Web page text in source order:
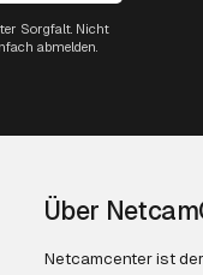
Sorgfalt. Nicht
abmelden.
Über
Netcamcenter ist